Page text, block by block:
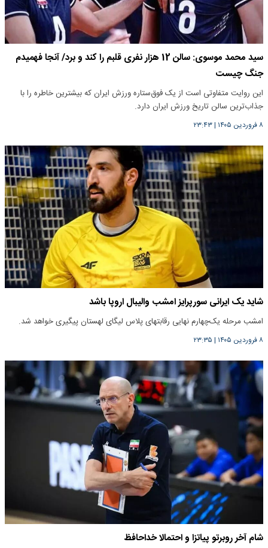
سید محمد موسوی: سالن 12 هزار نفری قلبم را کند و برد/ آنجا فهمیدم
جنگ چیست
این روایت متفاوتی است از یک فوق‌ستاره ورزش ایران که بیشترین خاطره را با
جذاب‌ترین سالن تاریخ ورزش ایران دارد.
۸ فروردین ۱۴۰۵ |۲۳:۴۳
شاید یک ایرانی سورپرایز امشب والیبال‌ اروپا باشد
امشب مرحله یک‌چهارم نهایی رقابتهای پلاس لیگای لهستان پیگیری خواهد شد.
۸ فروردین ۱۴۰۵ | ۲۳:۳۵
شام آخر روبرتو پیاتزا و احتمالا خداحافظ